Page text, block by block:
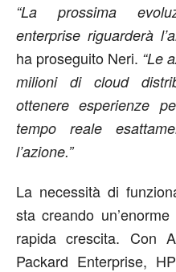
“La prossima
enterprise riguarderà
ha proseguito Neri. “Le
milioni di cloud
ottenere esperienze
tempo reale
l’azione.”
La necessità di
sta creando
rapida crescita. Con
Packard Enterprise,